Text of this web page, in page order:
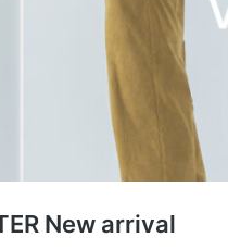
New arrival